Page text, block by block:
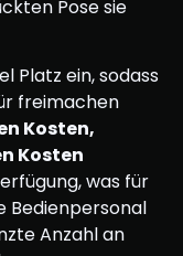
Pose sie
Platz ein, sodass
freimachen
Kosten,
Kosten
was für
Bedienpersonal
Anzahl an